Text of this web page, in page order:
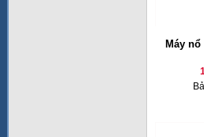
Máy